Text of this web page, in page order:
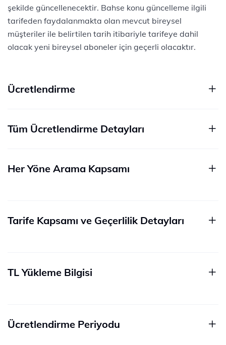
şekilde güncellenecektir. Bahse konu güncelleme ilgili
tarifeden faydalanmakta olan mevcut bireysel
müşteriler ile belirtilen tarih itibariyle tarifeye dahil
olacak yeni bireysel aboneler için geçerli olacaktır. ​
Ücretlendirme
Tüm Ücretlendirme Detayları
Her Yöne Arama Kapsamı
Tarife Kapsamı ve Geçerlilik Detayları​​
TL Yükleme Bilgisi
Ücretlendirme Periyodu